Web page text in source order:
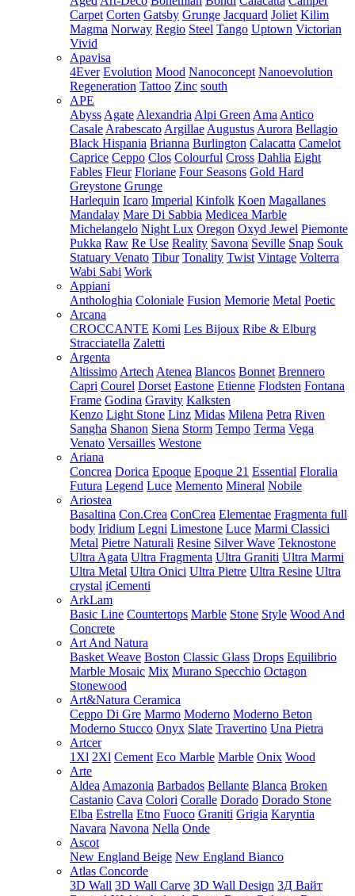
Carpet Corten Gatsby Grunge Jacquard Joliet Kilim
Magma Norway Regio Steel Tango Uptown Victorian
Vivid
Apavisa
4Ever Evolution Mood Nanoconcept Nanoevolution
Regeneration Tattoo Zinc south
APE
Abyss Agate Alexandria Alpi Green Ama Antico
Casale Arabescato Argillae Augustus Aurora Bellagio
Black Hispania Brianna Burlington Calacatta Camelot
Caprice Ceppo Clos Colourful Cross Dahlia Eight
Fables Fleur Floriane Four Seasons Gold Hard
Greystone Grunge
Harlequin Icaro Imperial Kinfolk Koen Magallanes
Mandalay Mare Di Sabbia Medicea Marble
Michelangelo Night Lux Oregon Oxyd Jewel Piemonte
Pukka Raw Re Use Reality Savona Seville Snap Souk
Statuary Venato Tibur Tonality Twist Vintage Volterra
Wabi Sabi Work
Appiani
Anthologhia Coloniale Fusion Memorie Metal Poetic
Arcana
CROCCANTE Komi Les Bijoux Ribe & Elburg
Stracciatella Zaletti
Argenta
Altissimo Artech Atenea Blancos Bonnet Brennero
Capri Courel Dorset Eastone Etienne Flodsten Fontana
Frame Godina Gravity Kalksten
Kenzo Light Stone Linz Midas Milena Petra Riven
Sangha Shanon Siena Storm Tempo Terma Vega
Venato Versailles Westone
Ariana
Concrea Dorica Epoque Epoque 21 Essential Floralia
Futura Legend Luce Memento Mineral Nobile
Ariostea
Basaltina Con.Crea ConCrea Elementae Fragmenta full
body Iridium Legni Limestone Luce Marmi Classici
Metal Pietre Naturali Resine Silver Wave Teknostone
Ultra Agata Ultra Fragmenta Ultra Graniti Ultra Marmi
Ultra Metal Ultra Onici Ultra Pietre Ultra Resine Ultra
crystal iCementi
ArkLam
Basic Line Countertops Marble Stone Style Wood And
Concrete
Art And Natura
Basket Weave Boston Classic Glass Drops Equilibrio
Marble Mosaic Mix Murano Specchio Octagon
Stonewood
Art&Natura Ceramica
Ceppo Di Gre Marmo Moderno Moderno Beton
Moderno Stucco Onyx Slate Travertino Una Pietra
Artcer
1Xl 2Xl Cement Eco Marble Marble Onix Wood
Arte
Aldea Amazonia Barbados Bellante Blanca Broken
Castanio Cava Colori Coralle Dorado Dorado Stone
Elba Estrella Etno Fuoco Graniti Grigia Karyntia
Navara Navona Nella Onde
Ascot
New England Beige New England Bianco
Atlas Concorde
3D Wall 3D Wall Carve 3D Wall Design 3Д Вайт